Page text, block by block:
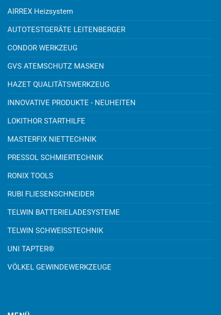
AIRREX Heizsystem
AUTOTESTGERÄTE LEITENBERGER
CONDOR WERKZEUG
GVS ATEMSCHUTZ MASKEN
HAZET QUALITÄTSWERKZEUG
INNOVATIVE PRODUKTE - NEUHEITEN
LOKITHOR STARTHILFE
MASTERFIX NIETTECHNIK
PRESSOL SCHMIERTECHNIK
RONIX TOOLS
RUBI FLIESENSCHNEIDER
TELWIN BATTERIELADESYSTEME
TELWIN SCHWEISSTECHNIK
UNI TAPTER®
VÖLKEL GEWINDEWERKZEUGE